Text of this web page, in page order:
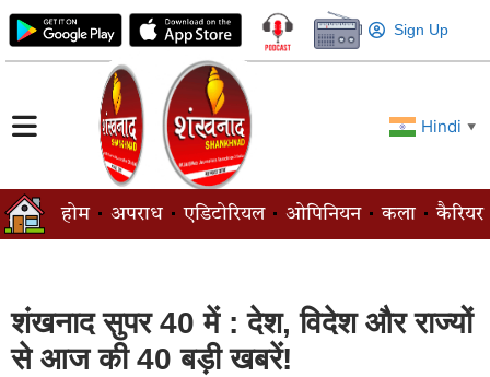
Sign Up
Hindi ▼
होम अपराध एडिटोरियल ओपिनियन कला कैरियर
शंखनाद सुपर 40 में : देश, विदेश और राज्यों
से आज की 40 बड़ी खबरें!